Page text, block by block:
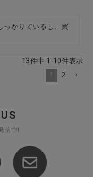
っかりているし、買
13件中 1 -10件表示
1
2
信中!